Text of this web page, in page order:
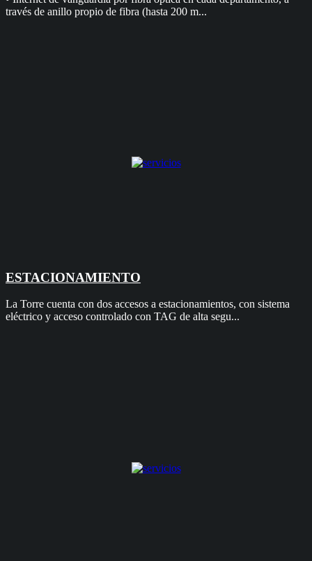
través de anillo propio de fibra (hasta 200 m...
ESTACIONAMIENTO
La Torre cuenta con dos accesos a estacionamientos, con sistema
eléctrico y acceso controlado con TAG de alta segu...